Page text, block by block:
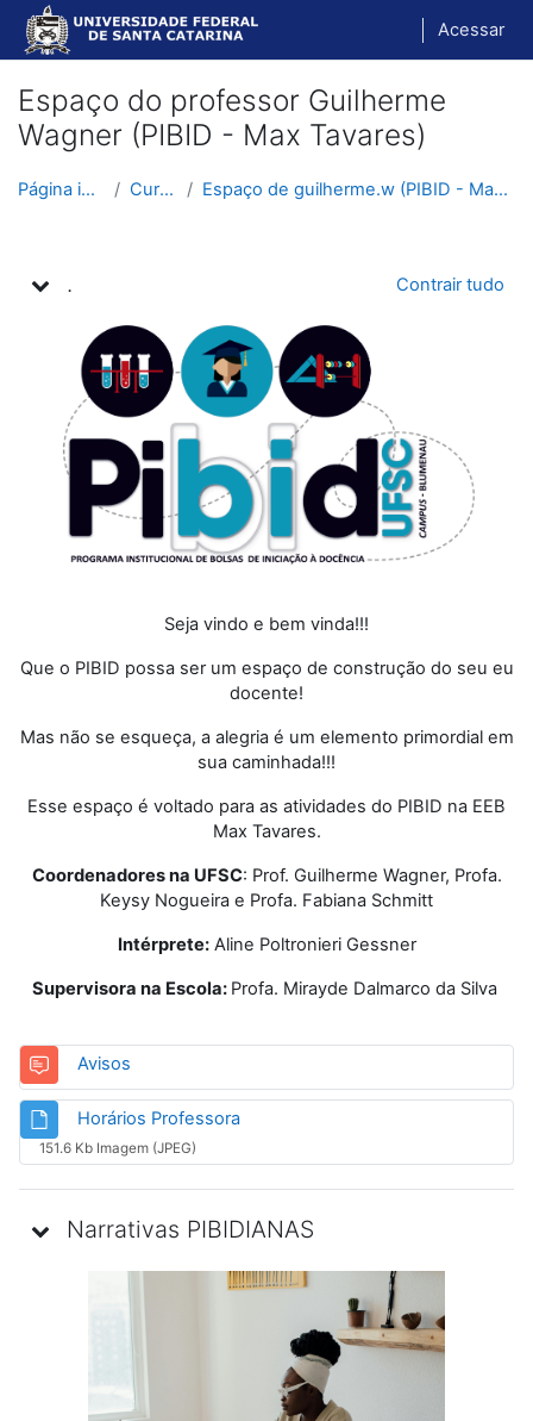
Ir para o conteúdo principal
Acessar
Espaço do professor Guilherme
Wagner (PIBID - Max Tavares)
Página inicial Cursos Espaço de guilherme.w (PIBID - Max Tavares)
. Contrair tudo
Seja vindo e bem vinda!!!
Que o PIBID possa ser um espaço de construção do seu eu
docente!
Mas não se esqueça, a alegria é um elemento primordial em
sua caminhada!!!
Esse espaço é voltado para as atividades do PIBID na EEB
Max Tavares.
Coordenadores na UFSC: Prof. Guilherme Wagner, Profa.
Keysy Nogueira e Profa. Fabiana Schmitt
Intérprete:Aline Poltronieri Gessner
Supervisora na Escola: Profa. Mirayde Dalmarco da Silva
Avisos
Horários ProfessoraArquivo
151.6 Kb Imagem (JPEG)
Narrativas PIBIDIANAS